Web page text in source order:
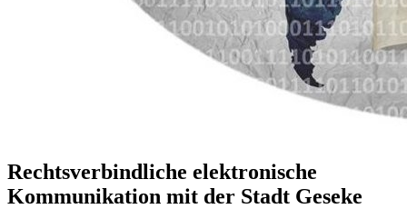
Rechtsverbindliche elektronische
Kommunikation mit der Stadt Geseke